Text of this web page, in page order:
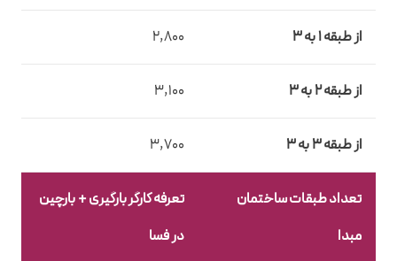
از طبقه 1 به 3 2,800
از طبقه 2 به 3 3,100
از طبقه 3 به 3 3,700
تعداد طبقات ساختمان
مبدا
تعرفه کارگر بارگیری + بارچین
در فسا